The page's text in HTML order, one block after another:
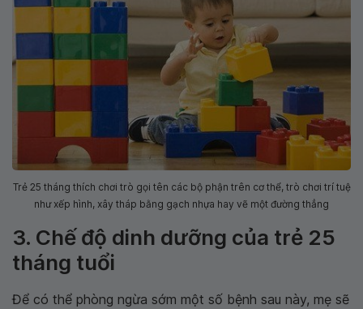
Trẻ 25 tháng thích chơi trò gọi tên các bộ phận trên cơ thể, trò chơi trí tuệ
như xếp hình, xây tháp bằng gạch nhựa hay vẽ một đường thẳng
3. Chế độ dinh dưỡng của trẻ 25
tháng tuổi
Để có thể phòng ngừa sớm một số bệnh sau này, mẹ sẽ